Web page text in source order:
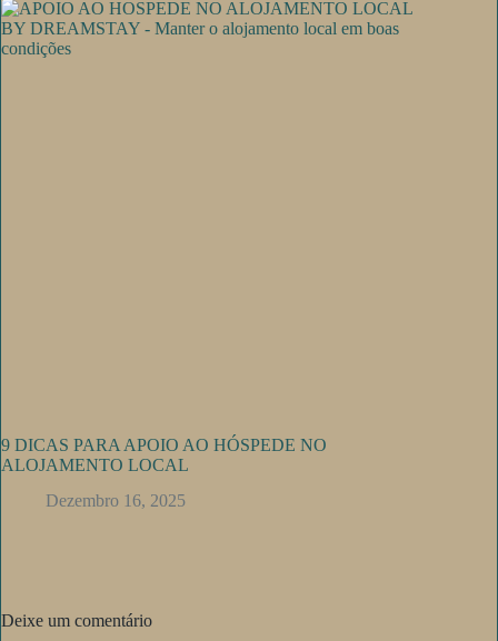
9 DICAS PARA APOIO AO HÓSPEDE NO
ALOJAMENTO LOCAL
Dezembro 16, 2025
Deixe um comentário